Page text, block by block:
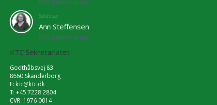
KTC Sekretariat
Sekretær
Ann Steffensen
KTC Sekretariat
KTC Sekretariatet
Godthåbsvej 83
8660 Skanderborg
E: ktc@ktc.dk
T: +45 7228 2804
CVR: 1976 0014